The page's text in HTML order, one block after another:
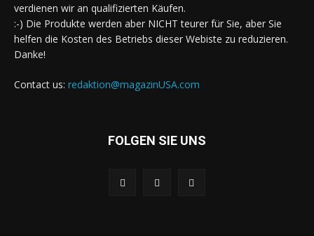
verdienen wir an qualifizierten Käufen.
:-) Die Produkte werden aber NICHT teurer für Sie, aber Sie
helfen die Kosten des Betriebs dieser Webiste zu reduzieren.
Danke!
Contact us: redaktion@magazinUSA.com
FOLGEN SIE UNS